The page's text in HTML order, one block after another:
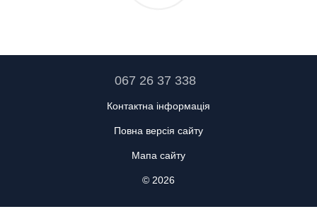
067 26 37 338
Контактна інформація
Повна версія сайту
Мапа сайту
© 2026